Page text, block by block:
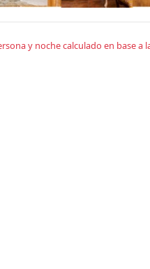
y noche calculado en base